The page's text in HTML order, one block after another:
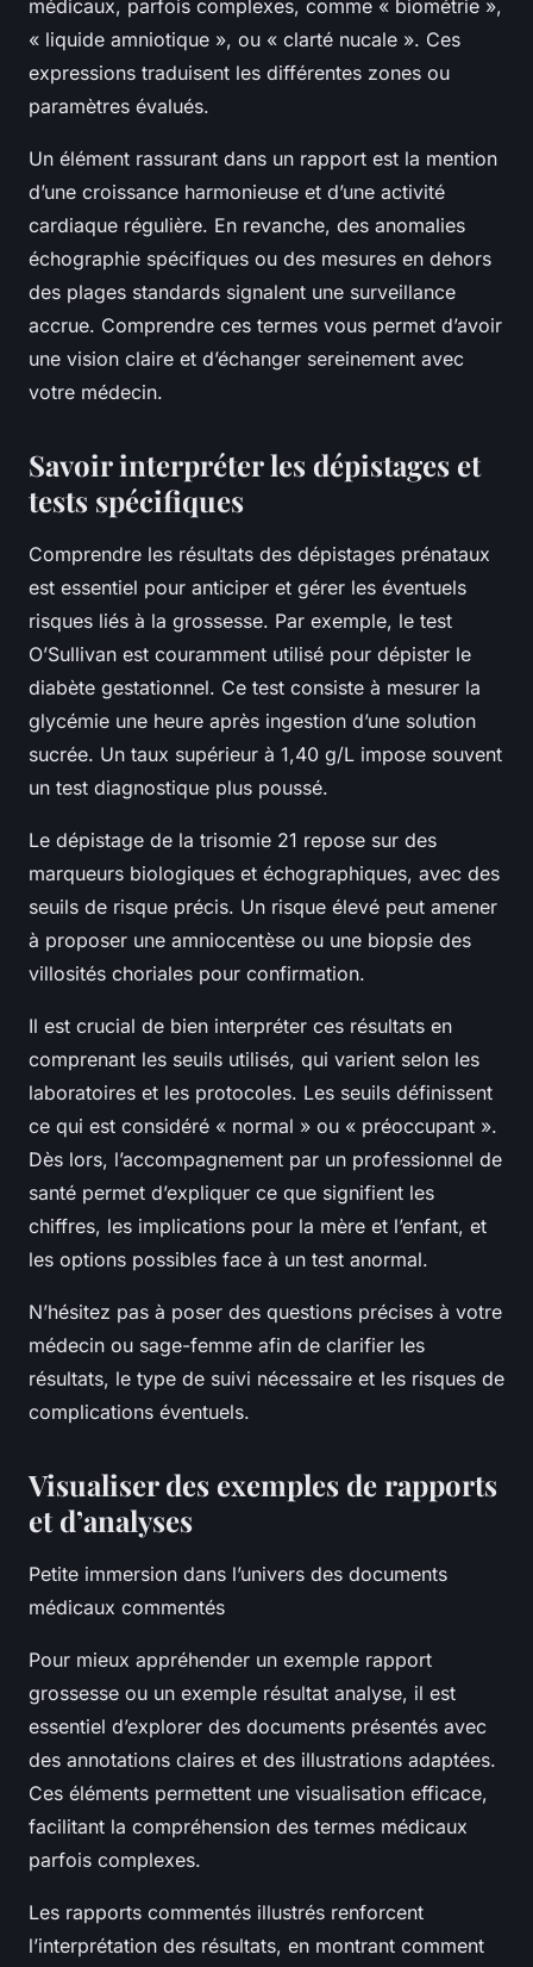
médicaux, parfois complexes, comme « biométrie »,
« liquide amniotique », ou « clarté nucale ». Ces
expressions traduisent les différentes zones ou
paramètres évalués.
Un élément rassurant dans un rapport est la mention
d’une croissance harmonieuse et d’une activité
cardiaque régulière. En revanche, des anomalies
échographie spécifiques ou des mesures en dehors
des plages standards signalent une surveillance
accrue. Comprendre ces termes vous permet d’avoir
une vision claire et d’échanger sereinement avec
votre médecin.
Savoir interpréter les dépistages et
tests spécifiques
Comprendre les résultats des dépistages prénataux
est essentiel pour anticiper et gérer les éventuels
risques liés à la grossesse. Par exemple, le test
O’Sullivan est couramment utilisé pour dépister le
diabète gestationnel. Ce test consiste à mesurer la
glycémie une heure après ingestion d’une solution
sucrée. Un taux supérieur à 1,40 g/L impose souvent
un test diagnostique plus poussé.
Le dépistage de la trisomie 21 repose sur des
marqueurs biologiques et échographiques, avec des
seuils de risque précis. Un risque élevé peut amener
à proposer une amniocentèse ou une biopsie des
villosités choriales pour confirmation.
Il est crucial de bien interpréter ces résultats en
comprenant les seuils utilisés, qui varient selon les
laboratoires et les protocoles. Les seuils définissent
ce qui est considéré « normal » ou « préoccupant ».
Dès lors, l’accompagnement par un professionnel de
santé permet d’expliquer ce que signifient les
chiffres, les implications pour la mère et l’enfant, et
les options possibles face à un test anormal.
N’hésitez pas à poser des questions précises à votre
médecin ou sage-femme afin de clarifier les
résultats, le type de suivi nécessaire et les risques de
complications éventuels.
Visualiser des exemples de rapports
et d’analyses
Petite immersion dans l’univers des documents
médicaux commentés
Pour mieux appréhender un exemple rapport
grossesse ou un exemple résultat analyse, il est
essentiel d’explorer des documents présentés avec
des annotations claires et des illustrations adaptées.
Ces éléments permettent une visualisation efficace,
facilitant la compréhension des termes médicaux
parfois complexes.
Les rapports commentés illustrés renforcent
l’interprétation des résultats, en montrant comment